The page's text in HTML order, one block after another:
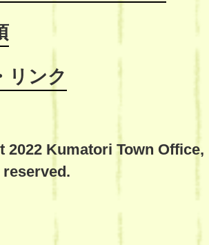
リンク
2022 Kumatori Town Office,